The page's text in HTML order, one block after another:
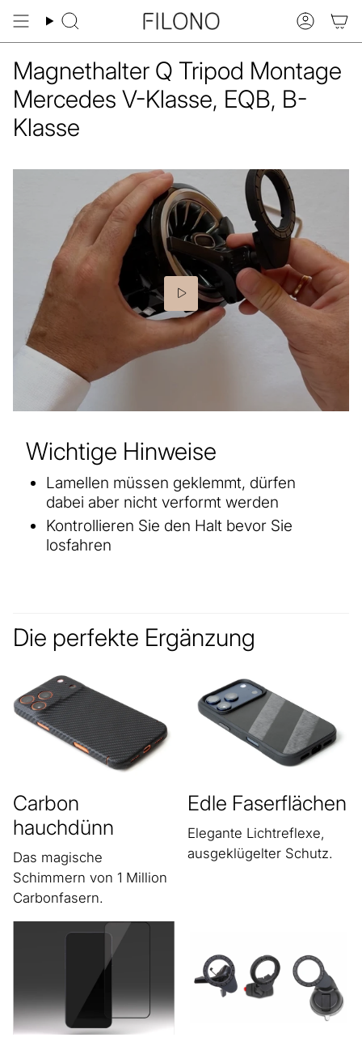
Inhalt
springen
Suche Konto
Magnethalter Q Tripod Montage
Mercedes V-Klasse, EQB, B-
Klasse
Wichtige Hinweise
Lamellen müssen geklemmt, dürfen
dabei aber nicht verformt werden
Kontrollieren Sie den Halt bevor Sie
losfahren
Die perfekte Ergänzung
Carbon
hauchdünn
Das magische
Schimmern von 1 Million
Carbonfasern.
Edle Faserflächen
Elegante Lichtreflexe,
ausgeklügelter Schutz.